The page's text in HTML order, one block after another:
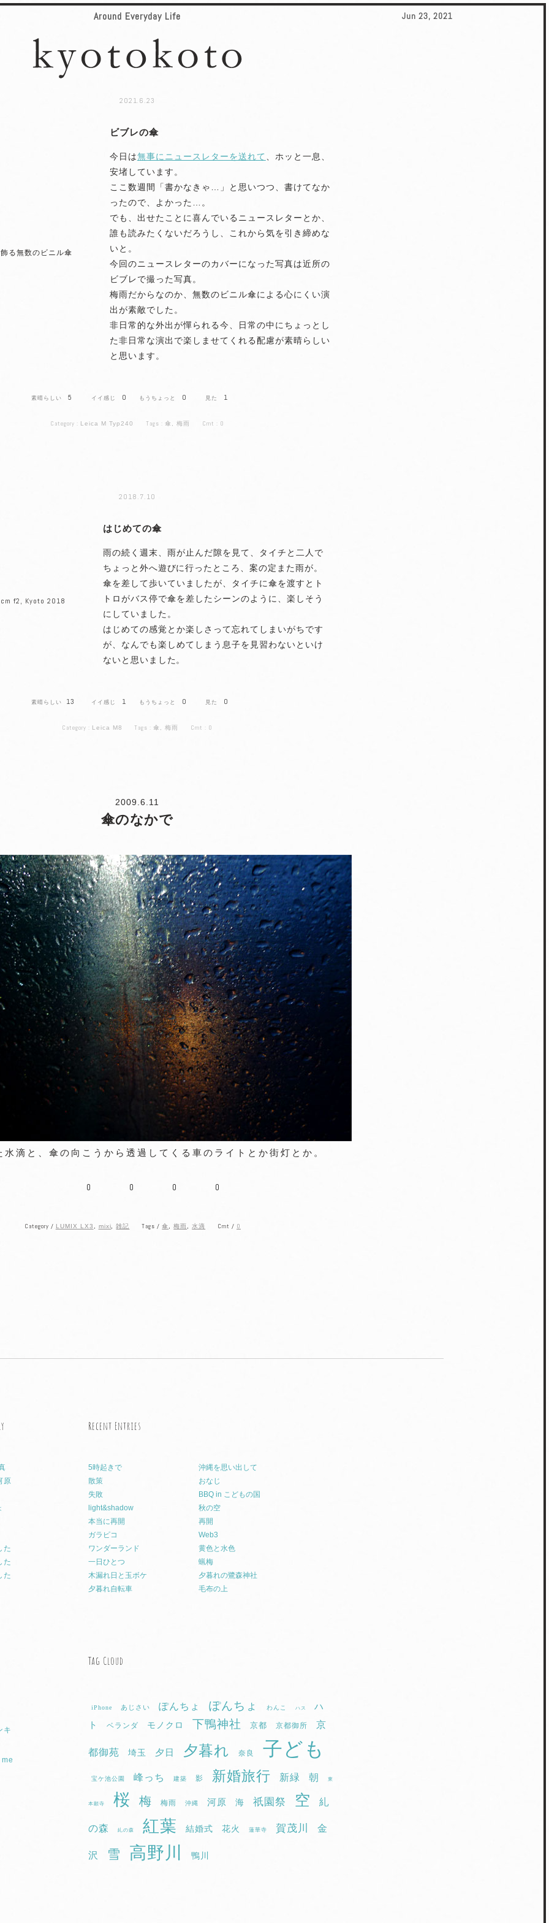
Around Everyday Life Jun 23, 2021
2021.6.23
る無数のビニル傘
ビブレの傘
今日は無事にニュースレターを送れて
、ホッと一息、
安堵しています。
ここ数週間「書かなきゃ…」と思いつつ、書けてなか
ったので、よかった…。
でも、出せたことに喜んでいるニュースレターとか、
誰も読みたくないだろうし、これから気を引き締めな
いと。
今回のニュースレターのカバーになった写真は近所の
ビブレで撮った写真。
梅雨だからなのか、無数のビニル傘による心にくい演
出が素敵でした。
非日常的な外出が憚られる今、日常の中にちょっとし
た非日常な演出で楽しませてくれる配慮が素晴らしい
と思います。
5 0 0 1
Category : Leica M Typ240 Tags : 傘 梅雨 Cmt : 0
2018.7.10
f2, Kyoto 2018
はじめての傘
雨の続く週末、雨が止んだ隙を見て、タイチと二人で
ちょっと外へ遊びに行ったところ、案の定また雨が。
傘を差して歩いていましたが、タイチに傘を渡すとト
トロがバス停で傘を差したシーンのように、楽しそう
にしていました。
はじめての感覚とか楽しさって忘れてしまいがちです
が、なんでも楽しめてしまう息子を見習わないといけ
ないと思いました。
13 1 0 0
Category : Leica M8 Tags : 傘 ,梅雨 Cmt : 0
2009.6.11
傘のなかで
水滴と、傘の向こうから透過してくる車のライトとか街灯とか。
0 0 0 0
Category / LUMIX LX3 mixi ,雑記 Tags /傘 ,梅雨 ,水滴 Cmt / 0
原
た
た
た
キ
Recent Entries
5時起きで
沖縄を思い出して
散策
おなじ
失敗
BBQ in こどもの国
light&shadow
秋の空
本当に再開
再開
ガラピコ
Web3
ワンダーランド
黄色と水色
一日ひとつ
蝋梅
木漏れ日と玉ボケ
夕暮れの鷺森神社
夕暮れ自転車
毛布の上
Tag Cloud
iPhone あじさい ぽんちょ ぽんちょ わんこ ハス
ハ
ト
ベランダ モノクロ 下鴨神社 京都 京都御所 京
都御苑 埼玉 夕日 夕暮れ 奈良 子ども
宝ケ池公園 峰っち 建築 影 新婚旅行 新緑 朝 東
本願寺 桜 梅 梅雨 沖縄 河原 海 祇園祭 空 糺
の森 糺の森 紅葉 結婚式 花火 蓮華寺 賀茂川 金
沢 雪 高野川 鴨川